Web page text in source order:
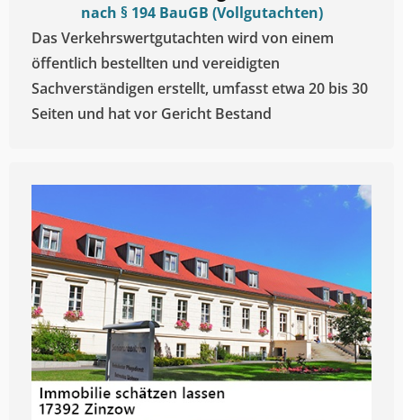
nach § 194 BauGB (Vollgutachten)
Das Verkehrswertgutachten wird von einem
öffentlich bestellten und vereidigten
Sachverständigen erstellt, umfasst etwa 20 bis 30
Seiten und hat vor Gericht Bestand